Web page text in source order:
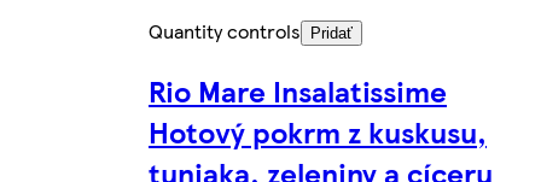
Quantity controls
Pridať
Rio Mare Insalatissime
Hotový pokrm z kuskusu,
tuniaka, zeleniny a cíceru